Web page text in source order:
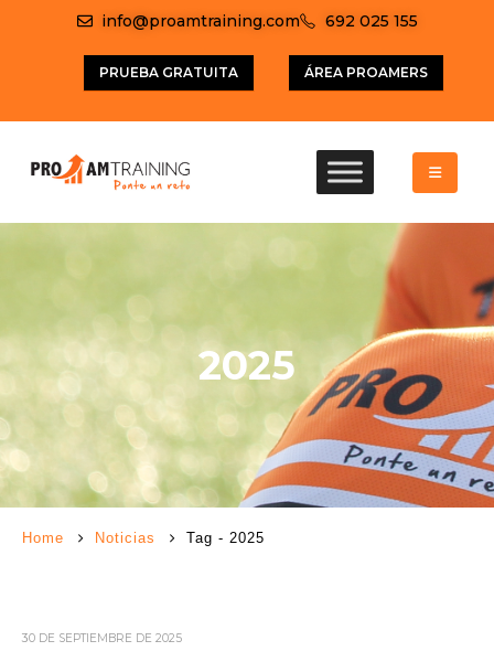
info@proamtraining.com 692 025 155
PRUEBA GRATUITA ÁREA PROAMERS
2025
Home Noticias Tag - 2025
30 DE SEPTIEMBRE DE 2025